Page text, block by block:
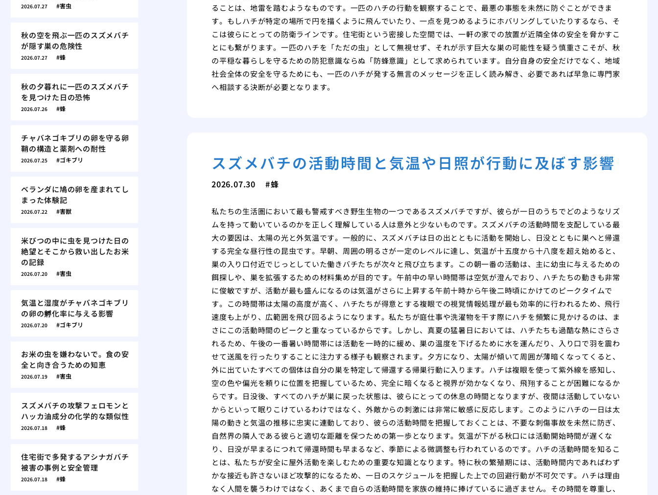
ることは、地雷を踏むようなものです。一匹のハチの行動を観察することで、最悪の事態を未然に防ぐことができま
す。もしハチが特定の場所で円を描くように飛んでいたり、一点を見つめるようにホバリングしていたりするなら、そ
こは彼らにとっての防衛ラインです。住宅街という密接した空間では、一軒の家での放置が近隣全体の安全を脅かすこ
とにも繋がります。一匹のハチを「ただの虫」として無視せず、それが示す巨大な巣の可能性を疑う慎重さこそが、秋
の平穏な暮らしを守るための防犯意識ならぬ「防蜂意識」として求められています。自分自身の安全だけでなく、地域
社会全体の安全を守るためにも、一匹のハチが発する無言のメッセージを正しく読み解き、必要であれば早急に専門家
へ相談する決断が必要となります。
スズメバチの活動時間と気温や日照が行動に及ぼす影響
2026.07.30 蜂
私たちの生活圏において最も警戒すべき野生生物の一つであるスズメバチですが、彼らが一日のうちでどのようなリズ
ムを持って動いているのかを正しく理解している人は意外と少ないものです。スズメバチの活動時間を支配している最
大の要因は、太陽の光と外気温です。一般的に、スズメバチは日の出とともに活動を開始し、日没とともに巣へと帰還
する完全な昼行性の昆虫です。早朝、周囲の明るさが一定のレベルに達し、気温が十五度から十八度を超え始めると、
巣の入り口付近でじっとしていた働きバチたちが次々と飛び立ちます。この朝一番の活動は、主に幼虫に与えるための
餌探しや、巣を拡張するための材料集めが目的です。午前中の早い時間帯は空気が澄んでおり、ハチたちの動きも非常
に俊敏ですが、活動が最も盛んになるのは気温がさらに上昇する午前十時から午後二時頃にかけてのピークタイムで
す。この時間帯は太陽の高度が高く、ハチたちが得意とする複眼での視覚情報処理が最も効率的に行われるため、飛行
速度も上がり、広範囲を飛び回るようになります。私たちが庭仕事や洗濯物を干す際にハチを頻繁に見かけるのは、ま
さにこの活動時間のピークと重なっているからです。しかし、真夏の猛暑日においては、ハチたちも過酷な熱にさらさ
れるため、午後の一番暑い時間帯には活動を一時的に緩め、巣の温度を下げるために水を運んだり、入り口で羽を震わ
せて送風を行ったりすることに注力する様子も観察されます。夕方になり、太陽が傾いて周囲が薄暗くなってくると、
外に出ていたすべての個体は自分の巣を特定して帰還する帰巣行動に入ります。ハチは複眼を使って紫外線を感知し、
空の色や偏光を頼りに位置を把握しているため、完全に暗くなると視界が効かなくなり、飛翔することが困難になるか
らです。日没後、すべてのハチが巣に戻った状態は、彼らにとっての休息の時間となりますが、夜間は活動していない
からといって眠りこけているわけではなく、外敵からの刺激には非常に敏感に反応します。このようにハチの一日は太
陽の動きと気温の推移に忠実に連動しており、彼らの活動時間を把握しておくことは、不要な刺傷事故を未然に防ぎ、
自然界の隣人である彼らと適切な距離を保つための第一歩となります。気温が下がる秋口には活動開始時間が遅くな
り、日没が早まるにつれて帰還時間も早まるなど、季節による微調整も行われているのです。ハチの活動時間を知るこ
とは、私たちが安全に屋外活動を楽しむための重要な知識となります。特に秋の繁殖期には、活動時間内であればわず
かな接近も許さないほど攻撃的になるため、一日のスケジュールを把握した上での回避行動が不可欠です。ハチは理由
なく人間を襲うわけではなく、あくまで自らの活動時間を家族の維持に捧げているに過ぎません。その時間を尊重し、
2026.07.27 害虫
秋の空を飛ぶ一匹のスズメバチ
が隠す巣の危険性
2026.07.27 蜂
秋の夕暮れに一匹のスズメバチ
を見つけた日の恐怖
2026.07.26 蜂
チャバネゴキブリの卵を守る卵
鞘の構造と薬剤への耐性
2026.07.25 ゴキブリ
ベランダに鳩の卵を産まれてし
まった体験記
2026.07.22 害獣
米びつの中に虫を見つけた日の
絶望とそこから救い出したお米
の記録
2026.07.20 害虫
気温と湿度がチャバネゴキブリ
の卵の孵化率に与える影響
2026.07.20 ゴキブリ
お米の虫を嫌わないで。食の安
全と向き合うための知恵
2026.07.19 害虫
スズメバチの攻撃フェロモンと
ハッカ油成分の化学的な類似性
2026.07.18 蜂
住宅街で多発するアシナガバチ
被害の事例と安全管理
2026.07.18 蜂